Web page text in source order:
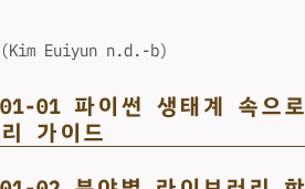
(Kim Euiyun n.d.-b)
01-01 파이썬 생태계 속으
리 가이드